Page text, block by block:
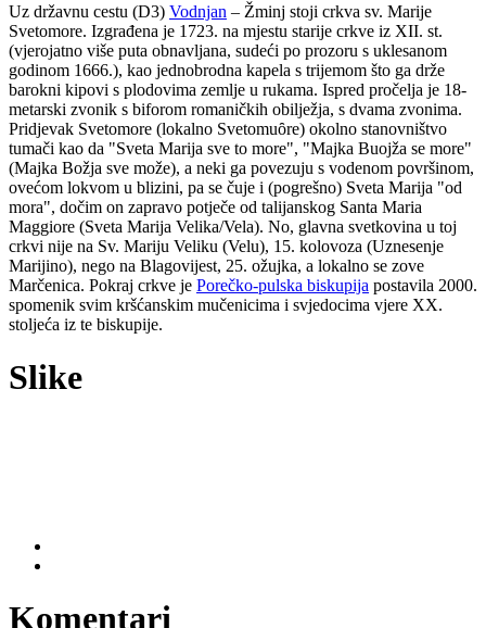
Uz državnu cestu (D3) Vodnjan – Žminj stoji crkva sv. Marije
Svetomore. Izgrađena je 1723. na mjestu starije crkve iz XII. st.
(vjerojatno više puta obnavljana, sudeći po prozoru s uklesanom
godinom 1666.), kao jednobrodna kapela s trijemom što ga drže
barokni kipovi s plodovima zemlje u rukama. Ispred pročelja je 18-
metarski zvonik s biforom romaničkih obilježja, s dvama zvonima.
Pridjevak Svetomore (lokalno Svetomuȏre) okolno stanovništvo
tumači kao da "Sveta Marija sve to more", "Majka Buojža se more"
(Majka Božja sve može), a neki ga povezuju s vodenom površinom,
ovećom lokvom u blizini, pa se čuje i (pogrešno) Sveta Marija "od
mora", dočim on zapravo potječe od talijanskog Santa Maria
Maggiore (Sveta Marija Velika/Vela). No, glavna svetkovina u toj
crkvi nije na Sv. Mariju Veliku (Velu), 15. kolovoza (Uznesenje
Marijino), nego na Blagovijest, 25. ožujka, a lokalno se zove
Marčenica. Pokraj crkve je Porečko-pulska biskupija postavila 2000.
spomenik svim kršćanskim mučenicima i svjedocima vjere XX.
stoljeća iz te biskupije.
Slike
Komentari